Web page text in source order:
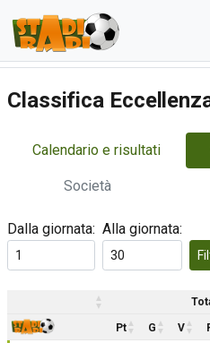
Classifica
Calendario e risultati
Società
Dalla giornata: Alla giornata:
Pt G V